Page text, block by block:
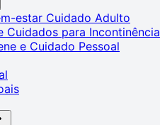
estar Cuidado Adulto
Cuidados para Incontinência
e Cuidado Pessoal